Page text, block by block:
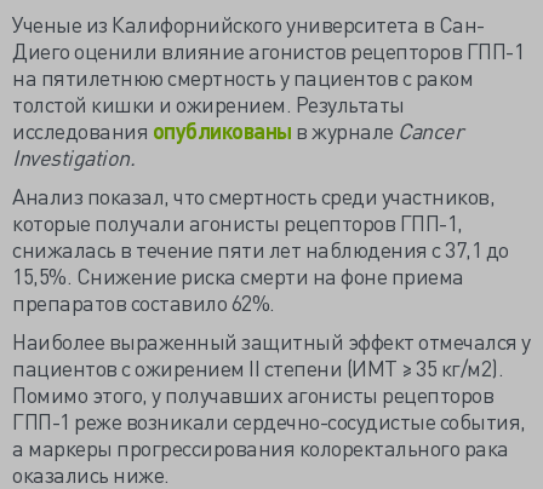
Ученые из Калифорнийского университета в Сан-
Диего оценили влияние агонистов рецепторов ГПП-1
на пятилетнюю смертность у пациентов с раком
толстой кишки и ожирением. Результаты
исследования опубликованы в журнале Cancer
Investigation.
Анализ показал, что смертность среди участников,
которые получали агонисты рецепторов ГПП-1,
снижалась в течение пяти лет наблюдения с 37,1 до
15,5%. Снижение риска смерти на фоне приема
препаратов составило 62%.
Наиболее выраженный защитный эффект отмечался у
пациентов с ожирением II степени (ИМТ ≥ 35 кг/м2).
Помимо этого, у получавших агонисты рецепторов
ГПП-1 реже возникали сердечно-сосудистые события,
а маркеры прогрессирования колоректального рака
оказались ниже.